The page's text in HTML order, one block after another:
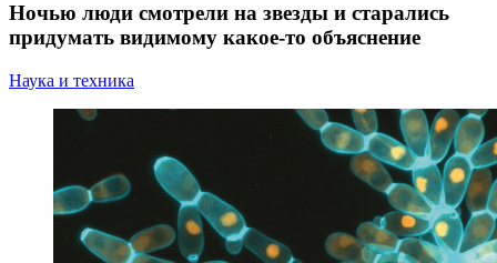
Ночью люди смотрели на звезды и старались
придумать видимому какое-то объяснение
Наука и техника